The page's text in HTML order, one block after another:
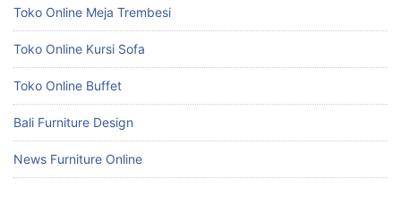
Toko Online Meja Trembesi
Toko Online Kursi Sofa
Toko Online Buffet
Bali Furniture Design
News Furniture Online